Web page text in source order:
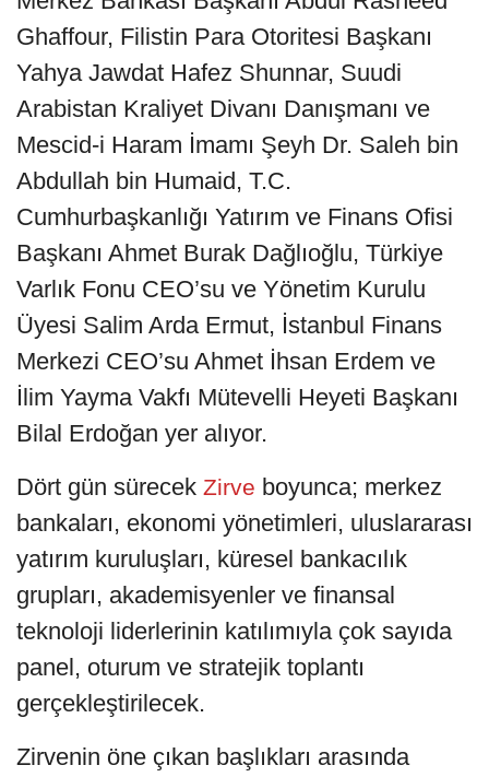
Ghaffour, Filistin Para Otoritesi Başkanı
Yahya Jawdat Hafez Shunnar, Suudi
Arabistan Kraliyet Divanı Danışmanı ve
Mescid-i Haram İmamı Şeyh Dr. Saleh bin
Abdullah bin Humaid, T.C.
Cumhurbaşkanlığı Yatırım ve Finans Ofisi
Başkanı Ahmet Burak Dağlıoğlu, Türkiye
Varlık Fonu CEO’su ve Yönetim Kurulu
Üyesi Salim Arda Ermut, İstanbul Finans
Merkezi CEO’su Ahmet İhsan Erdem ve
İlim Yayma Vakfı Mütevelli Heyeti Başkanı
Bilal Erdoğan yer alıyor.
Dört gün sürecek Zirve boyunca; merkez
bankaları, ekonomi yönetimleri, uluslararası
yatırım kuruluşları, küresel bankacılık
grupları, akademisyenler ve finansal
teknoloji liderlerinin katılımıyla çok sayıda
panel, oturum ve stratejik toplantı
gerçekleştirilecek.
Zirvenin öne çıkan başlıkları arasında